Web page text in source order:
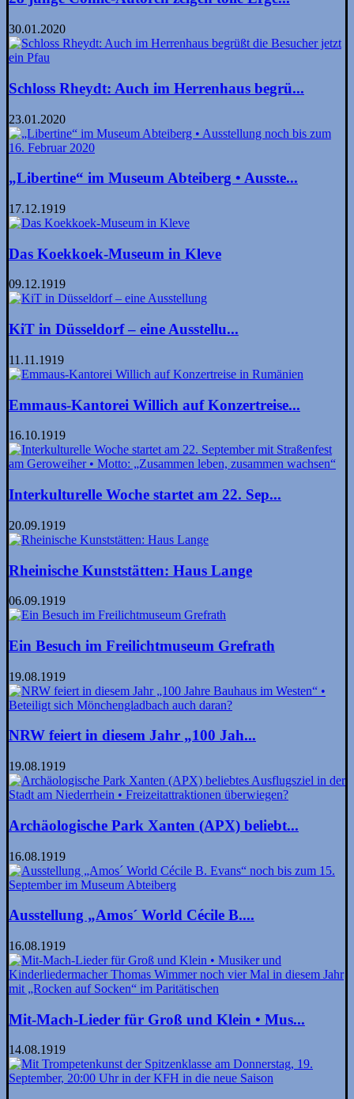
30.01.2020
Schloss Rheydt: Auch im Herrenhaus begrü...
23.01.2020
„Libertine“ im Museum Abteiberg • Ausste...
17.12.1919
Das Koekkoek-Museum in Kleve
09.12.1919
KiT in Düsseldorf – eine Ausstellu...
11.11.1919
Emmaus-Kantorei Willich auf Konzertreise...
16.10.1919
Interkulturelle Woche startet am 22. Sep...
20.09.1919
Rheinische Kunststätten: Haus Lange
06.09.1919
Ein Besuch im Freilichtmuseum Grefrath
19.08.1919
NRW feiert in diesem Jahr „100 Jah...
19.08.1919
Archäologische Park Xanten (APX) beliebt...
16.08.1919
Ausstellung „Amos´ World Cécile B....
16.08.1919
Mit-Mach-Lieder für Groß und Klein • Mus...
14.08.1919